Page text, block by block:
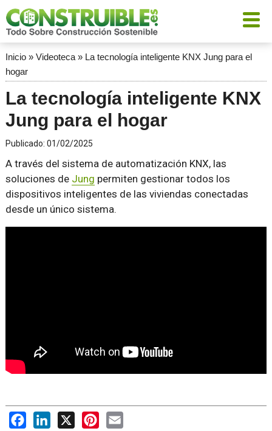
Inicio» Videoteca» La tecnología inteligente KNX Jung para el
hogar
La tecnología inteligente KNX
Jung para el hogar
Publicado: 01/02/2025
A través del sistema de automatización KNX, las
soluciones de Jung permiten gestionar todos los
dispositivos inteligentes de las viviendas conectadas
desde un único sistema.
FacebookLinkedIn
X PinterestEmail